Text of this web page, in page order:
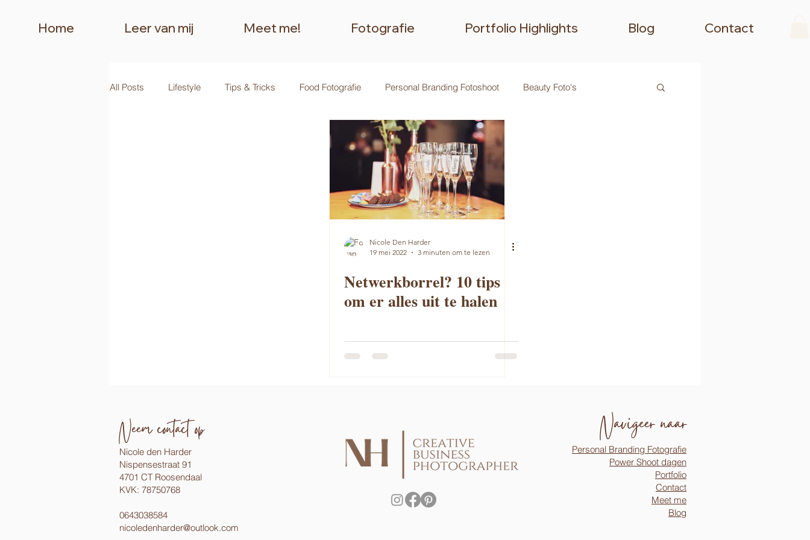
Home Leer van mij Meet me! Fotografie Portfolio Highlights Blog Contact
All Posts Lifestyle Tips & Tricks Food Fotografie Personal Branding Fotoshoot Beauty Foto's
High End Fotografie The Green D-Light
Nicole Den Harder
19 mei 2022
3 minuten om te lezen
Netwerkborrel? 10 tips
om er alles uit te halen
Neem contact op
Nicole den Harder
Nispensestraat 91
4701 CT Roosendaal
KVK: 78750768
0643038584
nicoledenharder@outlook.com
Navigeer naar
Personal Branding Fotografie
Power Shoot dagen
Portfolio
Contact
Meet me
Blog